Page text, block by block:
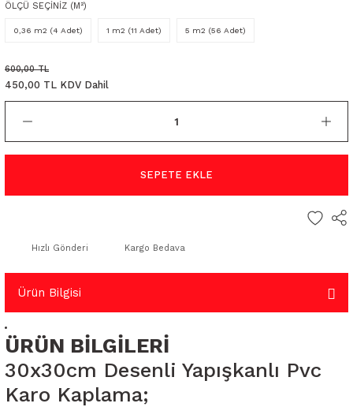
ÖLÇÜ SEÇİNİZ (M²)
0,36 m2 (4 Adet) 1 m2 (11 Adet) 5 m2 (56 Adet)
600,00 TL
450,00 TL KDV Dahil
SEPETE EKLE
Hızlı Gönderi Kargo Bedava
Ürün Bilgisi
ÜRÜN BİLGİLERİ
30x30cm Desenli Yapışkanlı Pvc
Karo Kaplama;